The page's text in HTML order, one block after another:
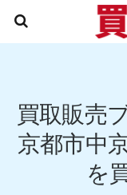
買取販売
京都市中
を